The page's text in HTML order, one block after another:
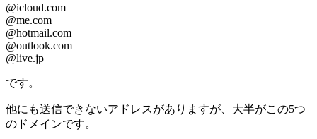
@icloud.com
@me.com
@hotmail.com
@outlook.com
@live.jp
です。
他にも送信できないアドレスがありますが、大半がこの5つ
のドメインです。